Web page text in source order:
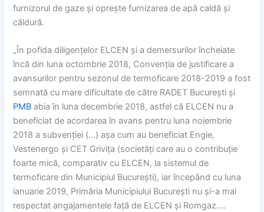
furnizorul de gaze și oprește furnizarea de apă caldă și
căldură.
„În pofida diligenţelor ELCEN şi a demersurilor încheiate
încă din luna octombrie 2018, Convenţia de justificare a
avansurilor pentru sezonul de termoficare 2018-2019 a fost
semnată cu mare dificultate de către RADET Bucureşti şi
PMB abia în luna decembrie 2018, astfel că ELCEN nu a
beneficiat de acordarea în avans pentru luna noiembrie
2018 a subvenţiei (…) aşa cum au beneficiat Engie,
Vestenergo şi CET Griviţa (societăţi care au o contribuţie
foarte mică, comparativ cu ELCEN, la sistemul de
termoficare din Municipiul Bucureşti), iar începând cu luna
ianuarie 2019, Primăria Municipiului Bucureşti nu şi-a mai
respectat angajamentele faţă de ELCEN şi Romgaz….